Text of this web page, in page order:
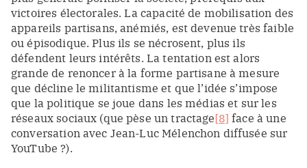
victoires électorales. La capacité de mobilisation des
appareils partisans, anémiés, est devenue très faible
ou épisodique. Plus ils se nécrosent, plus ils
défendent leurs intérêts. La tentation est alors
grande de renoncer à la forme partisane à mesure
que décline le militantisme et que l’idée s’impose
que la politique se joue dans les médias et sur les
réseaux sociaux (que pèse un tractage[8] face à une
conversation avec Jean-Luc Mélenchon diffusée sur
YouTube ?).